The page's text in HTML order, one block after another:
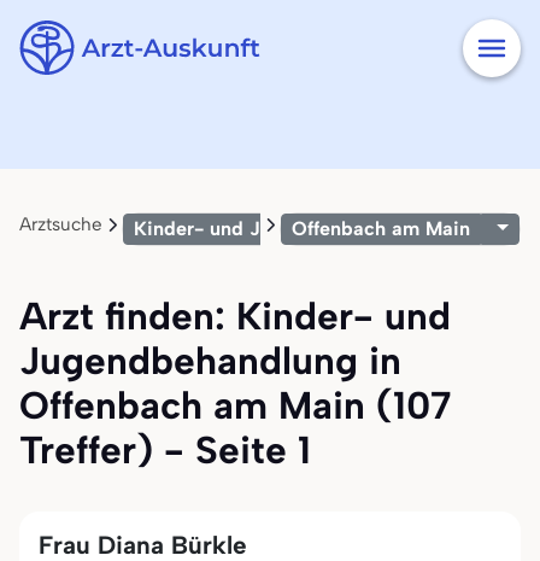
Arztsuche Kinder- und Jugendbehandlung
Offenbach am Main
Arzt finden: Kinder- und
Jugendbehandlung in
Offenbach am Main (107
Treffer) - Seite 1
Frau Diana Bürkle